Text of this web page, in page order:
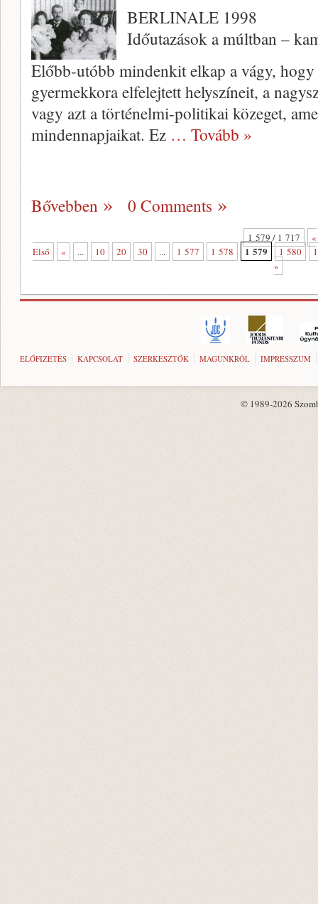
BERLINALE 1998
Időutazások a múltban –
Előbb-utóbb mindenkit elkap a vágy,
gyermekkora elfelejtett helyszíneit, a
vagy azt a történelmi-­politikai közeget,
mindennapjaikat. Ez … Tovább »
Bővebben 0 Comments
1 579 / 1 717
«
Első
« ... 10 20 30 ... 1 577 1 578 1 579 1 580
»
ELŐFIZETÉS KAPCSOLAT SZERKESZTŐK MAGUNKRÓL IMPRESSZUM
© 1989-2026